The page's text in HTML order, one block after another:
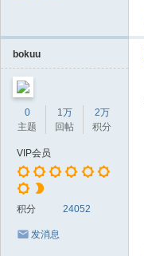
bokuu
0
主题
1万
回帖
2万
积分
VIP会员
积分 24052
发消息